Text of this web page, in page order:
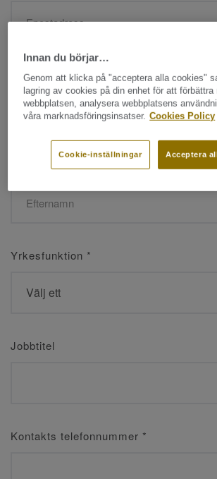
Namn*
Efternamn*
Yrkesfunktion *
Jobbtitel
Kontakts telefonnummer *
Innan du börjar…
Genom att klicka på "acceptera alla cookies"
lagring av cookies på din enhet för att förbättra
webbplatsen, analysera webbplatsens
våra marknadsföringsinsatser. Cookies Policy
Acceptera
Cookie-inställningar